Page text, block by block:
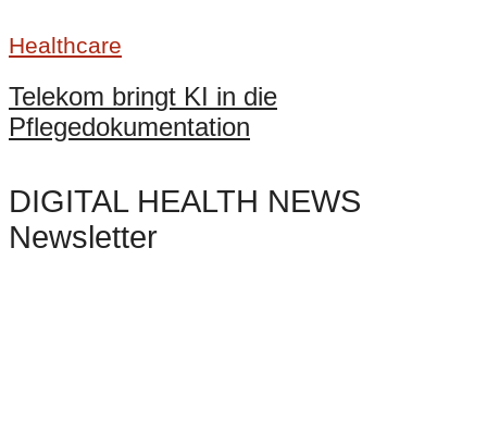
Healthcare
Telekom bringt KI in die
Pflegedokumentation
DIGITAL HEALTH NEWS
Newsletter